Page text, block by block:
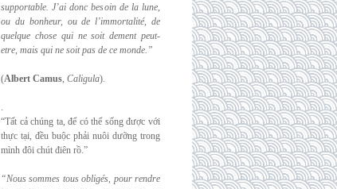
supportable. J’ai donc besoin de la lune,
ou du bonheur, ou de l’immortalité, de
quelque chose qui ne soit dement peut-
etre, mais qui ne soit pas de ce monde.”
(Albert Camus, Caligula).
.
“Tất cả chúng ta, để có thể sống được với
thực tại, đều buộc phải nuôi dưỡng trong
mình đôi chút điên rồ.”
“Nous sommes tous obligés, pour rendre